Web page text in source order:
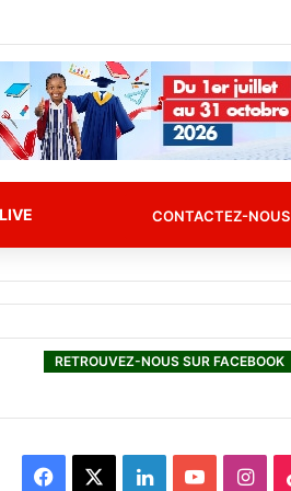
LIVE CONTACTEZ-NOUS
RETROUVEZ-NOUS SUR FACEBOOK
L
I